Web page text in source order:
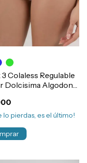
3 Colaless Regulable
Dolcisima Algodon
lo pierdas, es el último!